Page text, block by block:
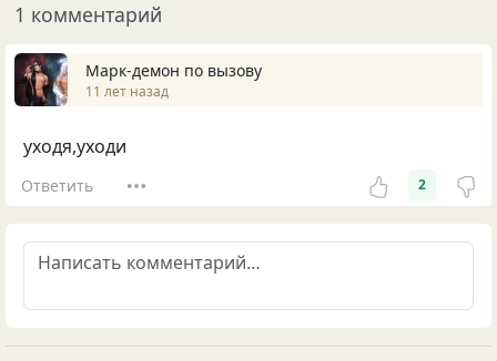
1 комментарий
Марк-демон по вызову
11 лет назад
уходя,уходи
Ответить 2